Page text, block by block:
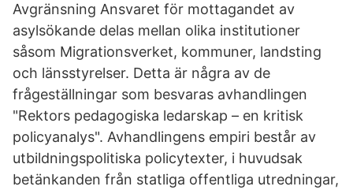
Avgränsning Ansvaret för mottagandet av
asylsökande delas mellan olika institutioner
såsom Migrationsverket, kommuner, landsting
och länsstyrelser. Detta är några av de
frågeställningar som besvaras avhandlingen
"Rektors pedagogiska ledarskap – en kritisk
policyanalys". Avhandlingens empiri består av
utbildningspolitiska policytexter, i huvudsak
betänkanden från statliga offentliga utredningar,